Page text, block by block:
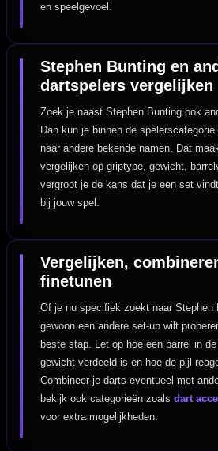
en speelgevoel.
Stephen Bunting en
dartspelers vergelijken
Zoek je naast Stephen Bunting ook
Dan kun je binnen de
naar andere bekende namen. Dat
vergelijken op griptype, gewicht,
vergroot je de kans dat je een set
bij jouw spel.
Vergelijken,
finetunen
Of je nu specifiek zoekt naar Stephen
gewoon een andere set-up wilt
beste stap. Let op hoe een barrel in
gewicht verdeeld is en hoe de pijl
Combineer je darts eventueel met
bekijk ook categorieën zoalsdart
voor extra mogelijkheden.